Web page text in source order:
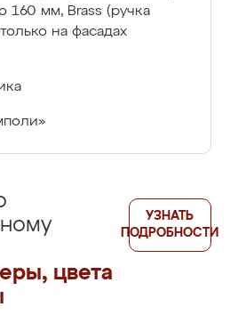
160 мм, Brass (ручка
на фасадах
цвета
УЗНАТЬ
ПОДРОБНОСТИ